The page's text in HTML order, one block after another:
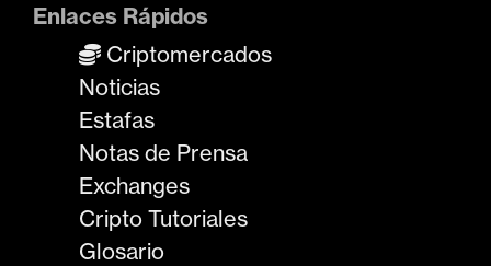
Enlaces Rápidos
Criptomercados
Noticias
Estafas
Notas de Prensa
Exchanges
Cripto Tutoriales
Glosario